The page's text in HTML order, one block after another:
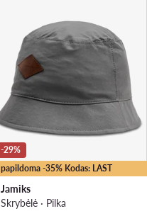
papildoma -35% Kodas: LAST
-29%
Jamiks
Skrybėlė · Pilka